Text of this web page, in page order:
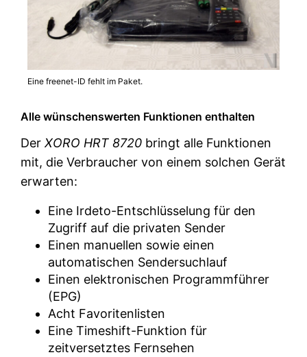
Eine freenet-ID fehlt im Paket.
Alle wünschenswerten Funktionen enthalten
Der XORO HRT 8720 bringt alle Funktionen
mit, die Verbraucher von einem solchen Gerät
erwarten:
Eine Irdeto-Entschlüsselung für den
Zugriff auf die privaten Sender
Einen manuellen sowie einen
automatischen Sendersuchlauf
Einen elektronischen Programmführer
(EPG)
Acht Favoritenlisten
Eine Timeshift-Funktion für
zeitversetztes Fernsehen